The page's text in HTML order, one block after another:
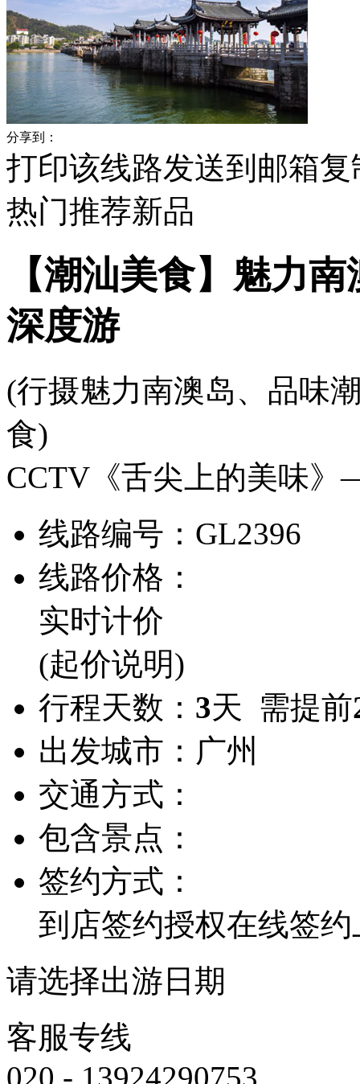
分享到：
打印该线路发送到邮箱复
热门推荐新品
【潮汕美食】魅力
深度游
(行摄魅力南澳岛、品味
食)
CCTV《舌尖上的美味
线路编号： GL2396
线路价格：
实时计价
(起价说明)
行程天数： 3天 需提前
出发城市： 广州
交通方式：
包含景点：
签约方式：
到店签约授权在线签约
请选择出游日期
客服专线
020 - 13924290753